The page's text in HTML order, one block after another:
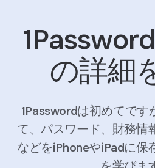
の詳細
1Passwordは初めてです
て、パスワード、財務情
などをiPhoneやiPadに保